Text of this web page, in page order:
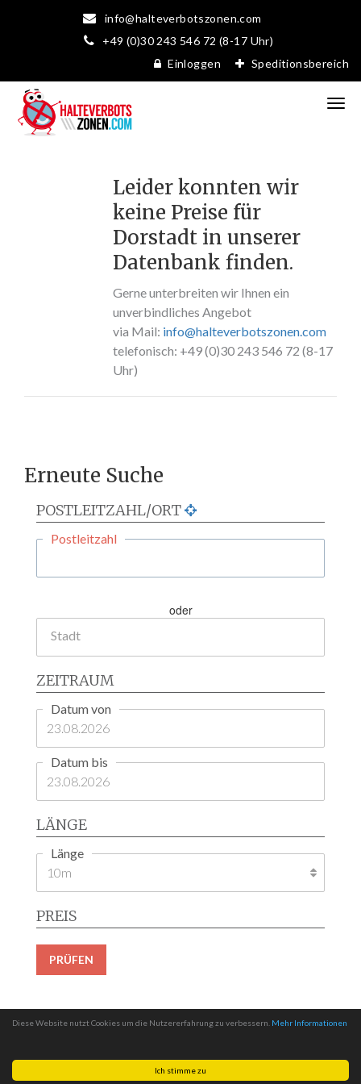
Ich stimme zu
Diese Website nutzt Cookies um die Nutzererfahrung zu verbessern. Mehr Informationen
info@halteverbotszonen.com
+49 (0)30 243 546 72 (8-17 Uhr)
Einloggen
Speditionsbereich
Leider konnten wir
keine Preise für
Dorstadt in unserer
Datenbank finden.
Gerne unterbreiten wir Ihnen ein
unverbindliches Angebot
via Mail: info@halteverbotszonen.com
telefonisch: +49 (0)30 243 546 72 (8-17
Uhr)
Erneute Suche
POSTLEITZAHL/ORT
Postleitzahl
oder
Stadt
ZEITRAUM
Datum von
Datum bis
LÄNGE
Länge
PREIS
PRÜFEN